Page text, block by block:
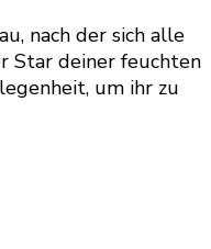
nach der sich alle
Star deiner feuchten
um ihr zu